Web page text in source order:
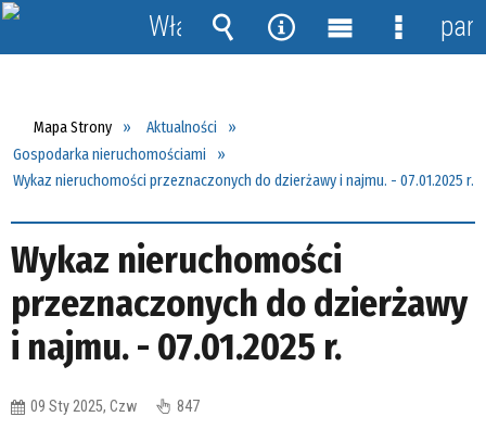
Mapa Strony
Aktualności
Gospodarka nieruchomościami
Wykaz nieruchomości przeznaczonych do dzierżawy i najmu. - 07.01.2025 r.
Wykaz nieruchomości
przeznaczonych do dzierżawy
i najmu. - 07.01.2025 r.
09 Sty 2025, Czw 847
Włącz
powiadomienia
Wyszukiwarka
Narzędzia
MenuMenu